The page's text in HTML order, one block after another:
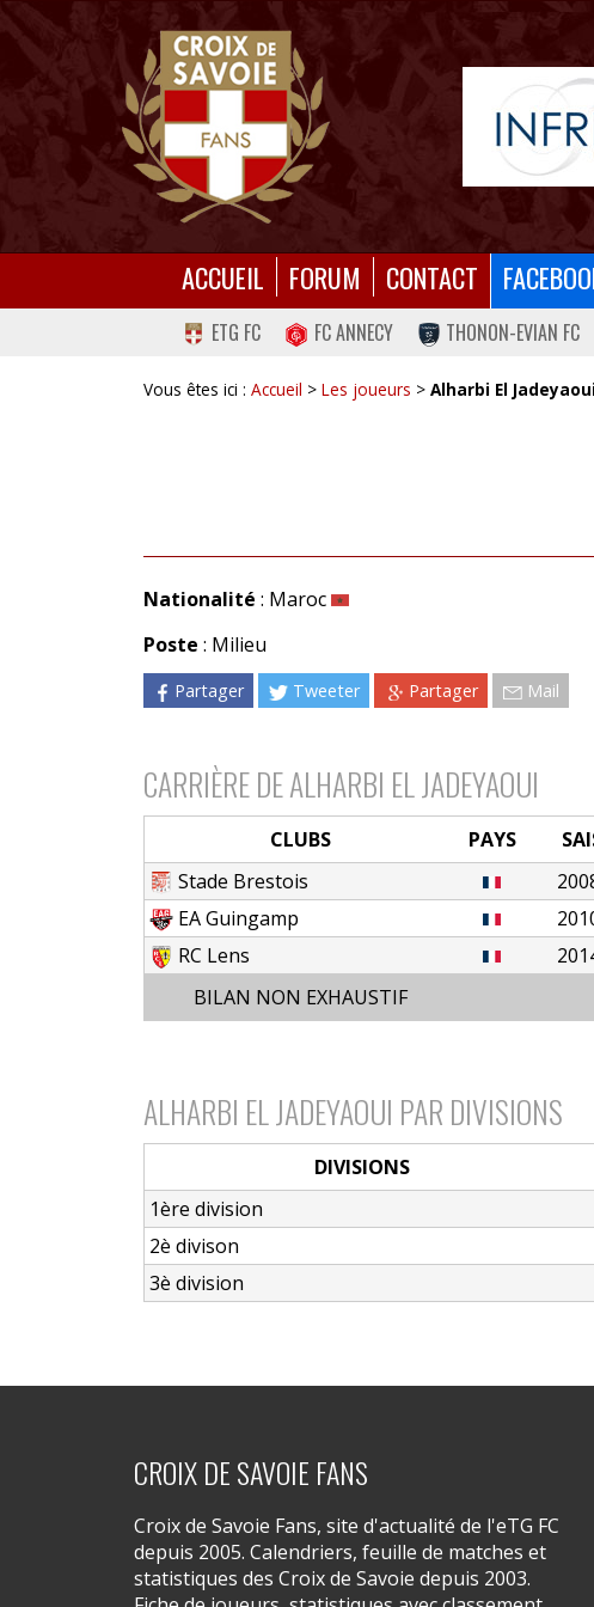
ACCUEIL FORUM CONTACT
ETG FC FC ANNECY THONON-EVIAN FC
Vous êtes ici : Accueil > Les joueurs > Alharbi El Jadeyaoui
Nationalité : Maroc
Poste : Milieu
Partager Tweeter Partager Mail
CARRIÈRE DE ALHARBI EL JADEYAOUI
CLUBS PAYS
Stade Brestois
EA Guingamp
RC Lens
BILAN NON EXHAUSTIF
ALHARBI EL JADEYAOUI PAR DIVISIONS
DIVISIONS
1ère division
2è divison
3è division
CROIX DE SAVOIE FANS
Croix de Savoie Fans, site d'actualité de l'eTG FC
depuis 2005. Calendriers, feuille de matches et
statistiques des Croix de Savoie depuis 2003.